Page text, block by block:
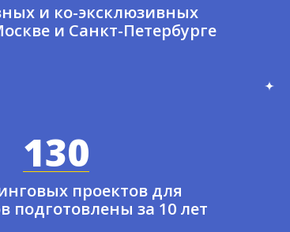
и ко-эксклюзивных
и Санкт-Петербурге
130
проектов для
подготовлены за 10 лет